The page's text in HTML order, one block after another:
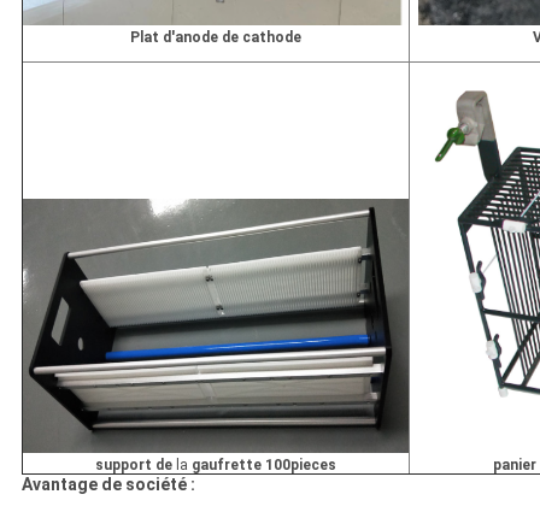
Plat d'anode de cathode
support dela gaufrette100pieces
Avantage de société :